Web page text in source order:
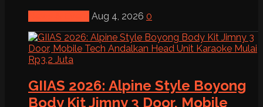
Aug 4, 2026 0
GIIAS 2026: Alpine Style Boyong
Body Kit Jimny 3 Door, Mobile